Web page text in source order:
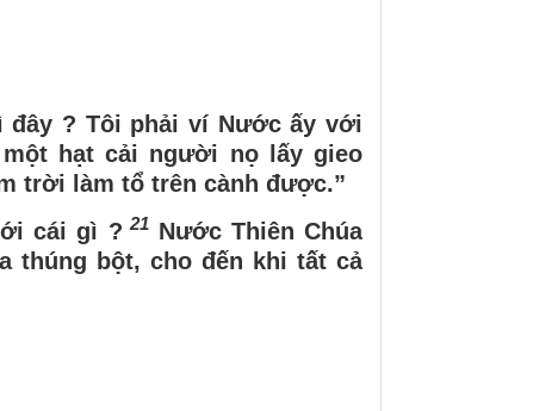
đây ? Tôi phải ví Nước ấy với
hạt cải người nọ lấy gieo
trời làm tổ trên cành được.”
cái gì ? 21Nước Thiên Chúa
thúng bột, cho đến khi tất cả